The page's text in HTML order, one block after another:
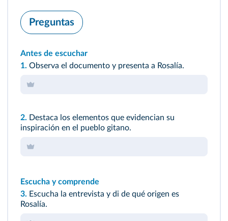
Preguntas
Antes de escuchar
1. Observa el documento y presenta a Rosalía.
2. Destaca los elementos que evidencian su
inspiración en el pueblo gitano.
Escucha y comprende
3. Escucha la entrevista y di de qué origen es
Rosalía.